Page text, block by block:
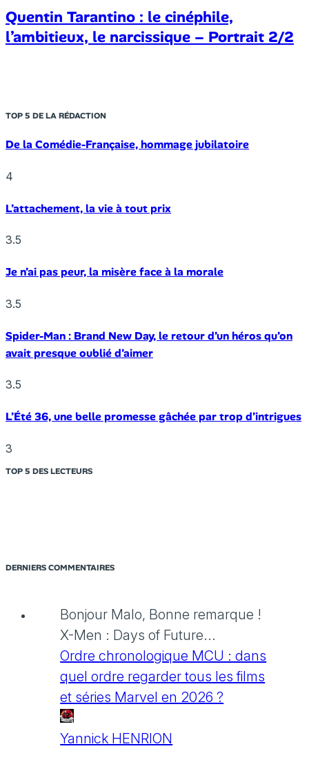
Quentin Tarantino : le cinéphile,
l’ambitieux, le narcissique – Portrait 2/2
TOP 5 DE LA RÉDACTION
De la Comédie-Française, hommage jubilatoire
4
L’attachement, la vie à tout prix
3.5
Je n’ai pas peur, la misère face à la morale
3.5
Spider-Man : Brand New Day, le retour d’un héros qu’on
avait presque oublié d’aimer
3.5
L’Été 36, une belle promesse gâchée par trop d’intrigues
3
TOP 5 DES LECTEURS
DERNIERS COMMENTAIRES
Bonjour Malo, Bonne remarque !
X-Men : Days of Future...
Ordre chronologique MCU : dans
quel ordre regarder tous les films
et séries Marvel en 2026 ?
Yannick HENRION